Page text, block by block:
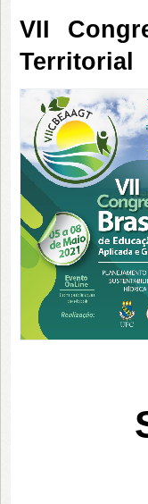
VII
Territorial